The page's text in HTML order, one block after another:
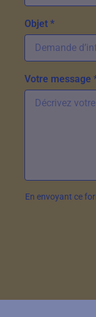
Objet *
Votre message
En envoyant ce